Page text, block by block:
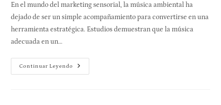
En el mundo del marketing sensorial, la música ambiental ha
dejado de ser un simple acompañamiento para convertirse en una
herramienta estratégica. Estudios demuestran que la música
adecuada en un…
Continuar Leyendo